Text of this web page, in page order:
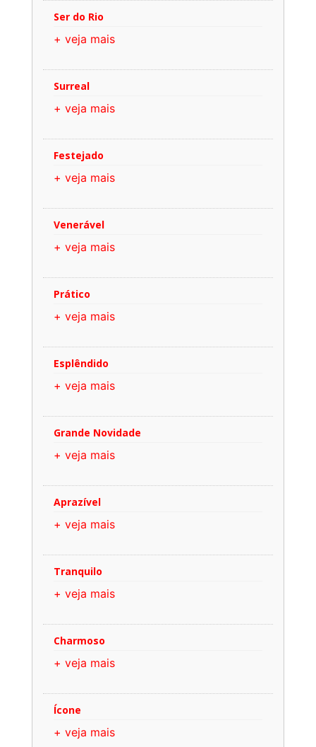
Ser do Rio
+ veja mais
Surreal
+ veja mais
Festejado
+ veja mais
Venerável
+ veja mais
Prático
+ veja mais
Esplêndido
+ veja mais
Grande Novidade
+ veja mais
Aprazível
+ veja mais
Tranquilo
+ veja mais
Charmoso
+ veja mais
Ícone
+ veja mais